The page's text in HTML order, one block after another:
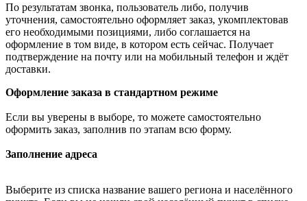
По результатам звонка, пользователь либо, получив
уточнения, самостоятельно оформляет заказ, укомплектовав
его необходимыми позициями, либо соглашается на
оформление в том виде, в котором есть сейчас. Получает
подтверждение на почту или на мобильный телефон и ждёт
доставки.
Оформление заказа в стандартном режиме
Если вы уверены в выборе, то можете самостоятельно
оформить заказ, заполнив по этапам всю форму.
Заполнение адреса
Выберите из списка название вашего региона и населённого